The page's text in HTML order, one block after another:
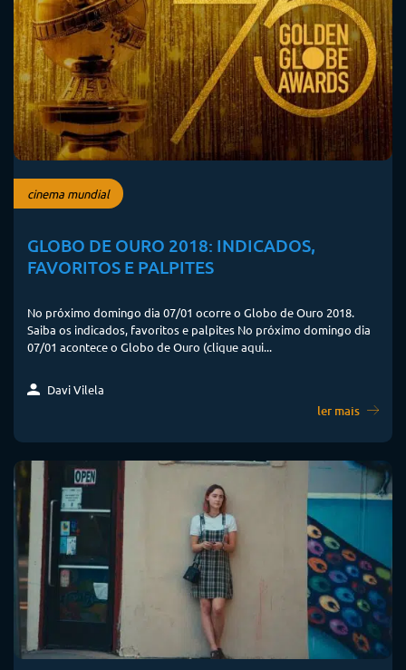
cinema mundial
GLOBO DE OURO 2018: INDICADOS,
FAVORITOS E PALPITES
No próximo domingo dia 07/01 ocorre o Globo de Ouro 2018.
Saiba os indicados, favoritos e palpites No próximo domingo dia
07/01 acontece o Globo de Ouro (clique aqui...
Davi Vilela
ler mais